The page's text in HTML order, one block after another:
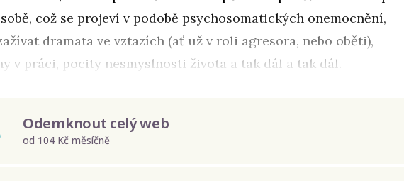
což se projeví v podobě psychosomatických onemocnění,
dramata ve vztazích (ať už v roli agresora, nebo oběti),
v práci, pocity nesmyslnosti života a tak dál a tak dál.
Odemknout celý web
od 104 Kč měsíčně